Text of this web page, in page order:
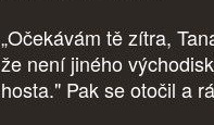
„Očekávám tě zítra,
že není jiného
hosta." Pak se otočil a